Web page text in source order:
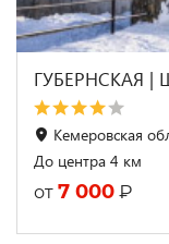
ГУБЕРНСКАЯ |
Кемеровская
До центра 4 км
от 7 000 ₽